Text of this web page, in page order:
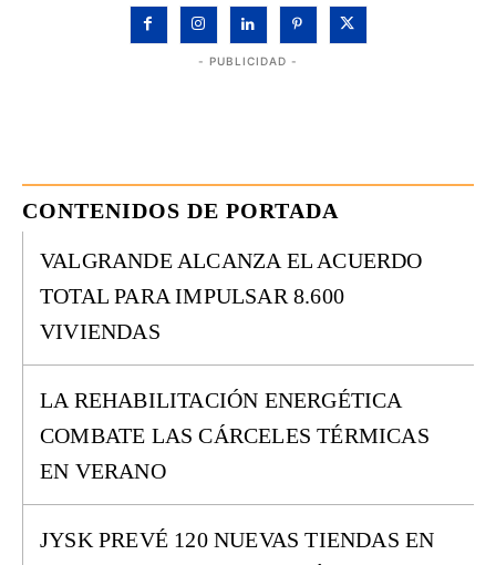
- PUBLICIDAD -
CONTENIDOS DE PORTADA
VALGRANDE ALCANZA EL ACUERDO
TOTAL PARA IMPULSAR 8.600
VIVIENDAS
LA REHABILITACIÓN ENERGÉTICA
COMBATE LAS CÁRCELES TÉRMICAS
EN VERANO
JYSK PREVÉ 120 NUEVAS TIENDAS EN